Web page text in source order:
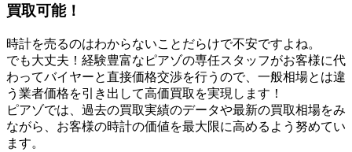
買取可能！
時計を売るのはわからないことだらけで不安ですよね。
でも大丈夫！経験豊富なピアゾの専任スタッフがお客様に代
わってバイヤーと直接価格交渉を行うので、一般相場とは違
う業者価格を引き出して高価買取を実現します！
ピアゾでは、過去の買取実績のデータや最新の買取相場をみ
ながら、お客様の時計の価値を最大限に高めるよう努めてい
ます。